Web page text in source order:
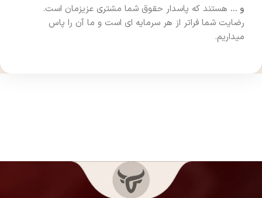
و … هستند که پاسدار حقوق شما مشتری عزیزمان است.
رضایت شما فراتر از هر سرمایه ای است و ما آن را پاس
میداریم.